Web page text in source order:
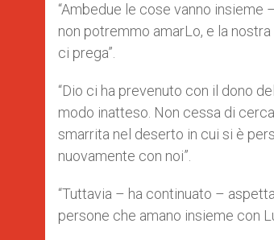
“Ambedue le cose vanno insieme
non potremmo amarLo, e la
ci prega”.
“Dio ci ha prevenuto con il dono
modo inatteso. Non cessa di
smarrita nel deserto in cui si è
nuovamente con noi”.
“Tuttavia – ha continuato –
persone che amano insieme con